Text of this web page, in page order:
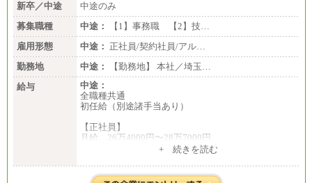
新卒／中途
中途のみ
募集職種
中途：
【1】事務職 【2】技…
雇用形態
中途： 正社員/契約社員/アル…
勤務地
中途：
【勤務地】 本社／埼玉…
給与
中途：
全職種共通
初任給（別途諸手当あり）
【正社員】
月給 26万4000円〜28万7000円
月給 21万6300円〜27万1200円
+ 続きを読む